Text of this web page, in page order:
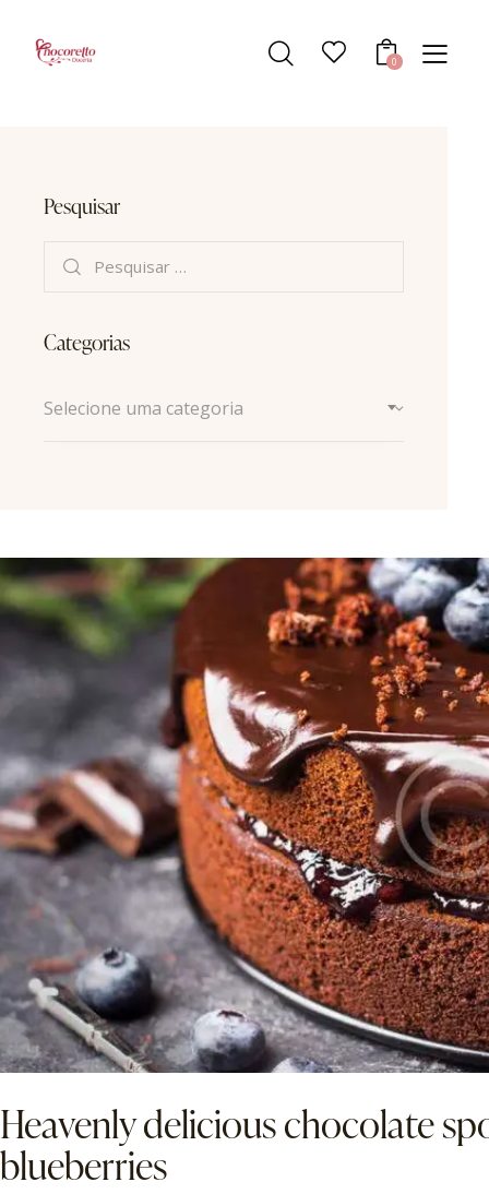
0
Heavenly delicious chocolate
blueberries
Pesquisar
Categorias
Selecione uma categoria